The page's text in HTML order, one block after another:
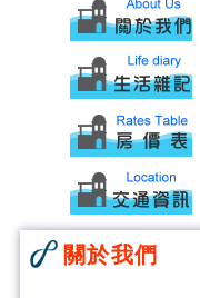
關於我們